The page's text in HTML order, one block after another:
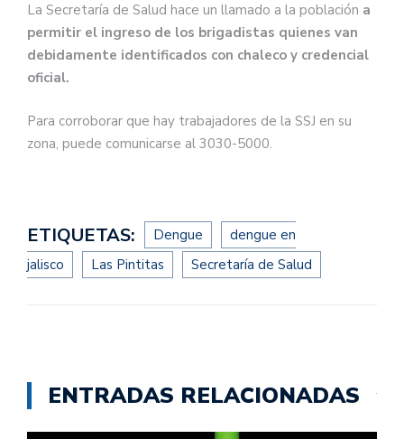
La Secretaría de Salud hace un llamado a la población a
permitir el ingreso de los brigadistas quienes van
debidamente identificados con chaleco y credencial
oficial.
Para corroborar que hay trabajadores de la SSJ en su
zona, puede comunicarse al 3030-5000.
ETIQUETAS: Dengue
dengue en
jalisco
Las Pintitas Secretaría de Salud
ENTRADAS RELACIONADAS